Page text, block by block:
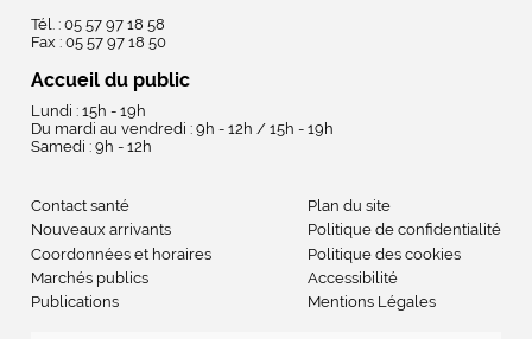
Tél. : 05 57 97 18 58
Fax : 05 57 97 18 50
Accueil du public
Lundi : 15h - 19h
Du mardi au vendredi : 9h - 12h / 15h - 19h
Samedi : 9h - 12h
Contact santé
Nouveaux arrivants
Coordonnées et horaires
Marchés publics
Publications
Plan du site
Politique de confidentialité
Politique des cookies
Accessibilité
Mentions Légales